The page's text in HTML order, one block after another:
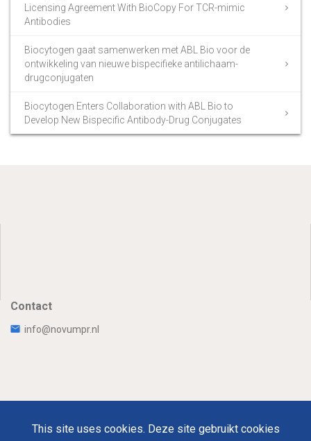
Licensing Agreement With BioCopy For TCR-mimic
Antibodies
Biocytogen gaat samenwerken met ABL Bio voor de
ontwikkeling van nieuwe bispecifieke antilichaam-
drugconjugaten
Biocytogen Enters Collaboration with ABL Bio to
Develop New Bispecific Antibody-Drug Conjugates
Contact
info@novumpr.nl